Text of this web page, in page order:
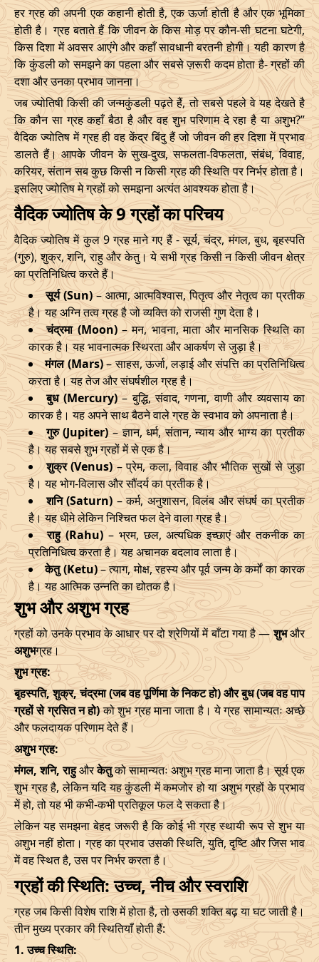
हर ग्रह की अपनी एक कहानी होती है, एक ऊर्जा होती है और एक भूमिका
होती है। ग्रह बताते हैं कि जीवन के किस मोड़ पर कौन-सी घटना घटेगी,
किस दिशा में अवसर आएंगे और कहाँ सावधानी बरतनी होगी। यही कारण है
कि कुंडली को समझने का पहला और सबसे ज़रूरी कदम होता है- ग्रहों की
दशा और उनका प्रभाव जानना।
जब ज्योतिषी किसी की जन्मकुंडली पढ़ते हैं, तो सबसे पहले वे यह देखते है
कि कौन सा ग्रह कहाँ बैठा है और वह शुभ परिणाम दे रहा है या अशुभ?”
वैदिक ज्योतिष में ग्रह ही वह केंद्र बिंदु हैं जो जीवन की हर दिशा में प्रभाव
डालते हैं। आपके जीवन के सुख-दुख, सफलता-विफलता, संबंध, विवाह,
करियर, संतान सब कुछ किसी न किसी ग्रह की स्थिति पर निर्भर होता है।
इसलिए ज्योतिष मे ग्रहों को समझना अत्यंत आवश्यक होता है।
वैदिक ज्योतिष के 9 ग्रहों का परिचय
वैदिक ज्योतिष में कुल 9 ग्रह माने गए हैं - सूर्य, चंद्र, मंगल, बुध, बृहस्पति
(गुरु), शुक्र, शनि, राहु और केतु। ये सभी ग्रह किसी न किसी जीवन क्षेत्र
का प्रतिनिधित्व करते हैं।
सूर्य (Sun)– आत्मा, आत्मविश्वास, पितृत्व और नेतृत्व का प्रतीक
है। यह अग्नि तत्व ग्रह है जो व्यक्ति को राजसी गुण देता है।
चंद्रमा (Moon)– मन, भावना, माता और मानसिक स्थिति का
कारक है। यह भावनात्मक स्थिरता और आकर्षण से जुड़ा है।
मंगल (Mars)– साहस, ऊर्जा, लड़ाई और संपत्ति का प्रतिनिधित्व
करता है। यह तेज और संघर्षशील ग्रह है।
बुध (Mercury)– बुद्धि, संवाद, गणना, वाणी और व्यवसाय का
कारक है। यह अपने साथ बैठने वाले ग्रह के स्वभाव को अपनाता है।
गुरु (Jupiter)– ज्ञान, धर्म, संतान, न्याय और भाग्य का प्रतीक
है। यह सबसे शुभ ग्रहों में से एक है।
शुक्र (Venus)– प्रेम, कला, विवाह और भौतिक सुखों से जुड़ा
है। यह भोग-विलास और सौंदर्य का प्रतीक है।
शनि (Saturn) – कर्म, अनुशासन, विलंब और संघर्ष का प्रतीक
है। यह धीमे लेकिन निश्चित फल देने वाला ग्रह है।
राहु (Rahu)– भ्रम, छल, अत्यधिक इच्छाएं और तकनीक का
प्रतिनिधित्व करता है। यह अचानक बदलाव लाता है।
केतु (Ketu)– त्याग, मोक्ष, रहस्य और पूर्व जन्म के कर्मों का कारक
है। यह आत्मिक उन्नति का द्योतक है।
शुभ और अशुभ ग्रह
ग्रहों को उनके प्रभाव के आधार पर दो श्रेणियों में बाँटा गया है —शुभऔर
अशुभग्रह।
शुभ ग्रह:
बृहस्पति, शुक्र, चंद्रमा (जब वह पूर्णिमा के निकट हो) और बुध (जब वह पाप
ग्रहों से ग्रसित न हो)को शुभ ग्रह माना जाता है। ये ग्रह सामान्यतः अच्छे
और फलदायक परिणाम देते हैं।
अशुभ ग्रह:
मंगल, शनि, राहुऔरकेतुको सामान्यतः अशुभ ग्रह माना जाता है। सूर्य एक
शुभ ग्रह है, लेकिन यदि यह कुंडली में कमजोर हो या अशुभ ग्रहों के प्रभाव
में हो, तो यह भी कभी-कभी प्रतिकूल फल दे सकता है।
लेकिन यह समझना बेहद जरूरी है कि कोई भी ग्रह स्थायी रूप से शुभ या
अशुभ नहीं होता। ग्रह का प्रभाव उसकी स्थिति, युति, दृष्टि और जिस भाव
में वह स्थित है, उस पर निर्भर करता है।
ग्रहों की स्थिति: उच्च, नीच और स्वराशि
ग्रह जब किसी विशेष राशि में होता है, तो उसकी शक्ति बढ़ या घट जाती है।
तीन मुख्य प्रकार की स्थितियाँ होती हैं:
1. उच्च स्थिति: